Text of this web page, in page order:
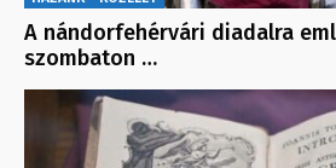
A nándorfehérvári diadalra
szombaton …